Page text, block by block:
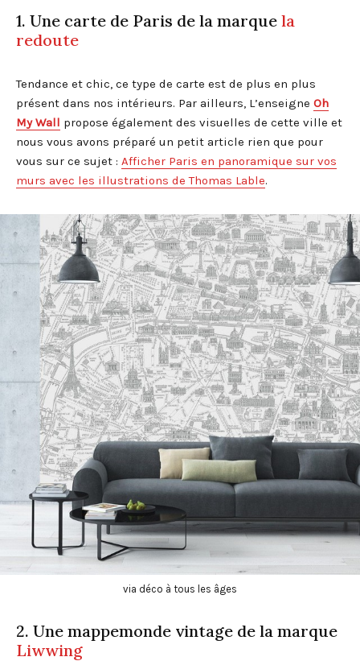
1. Une carte de Paris de la marque la
redoute
Tendance et chic, ce type de carte est de plus en plus
présent dans nos intérieurs. Par ailleurs, L’enseigne Oh
My Wall propose également des visuelles de cette ville et
nous vous avons préparé un petit article rien que pour
vous sur ce sujet : Afficher Paris en panoramique sur vos
murs avec les illustrations de Thomas Lable.
via déco à tous les âges
2. Une mappemonde vintage de la marque
Liwwing